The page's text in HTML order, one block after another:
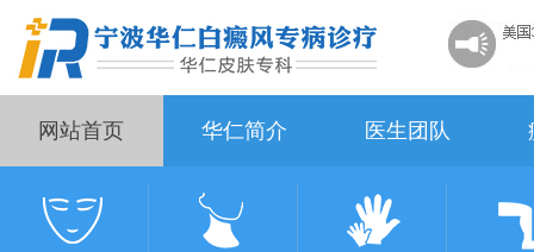
网站首页 华仁简介 医生团队